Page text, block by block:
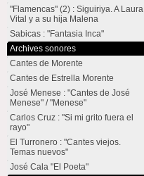
"Flamencas" (2) : Siguiriya. A Laura
Vital y a su hija Malena
Sabicas : "Fantasia Inca"
Archives sonores
Cantes de Morente
Cantes de Estrella Morente
José Menese : "Cantes de José
Menese" / "Menese"
Carlos Cruz : "Si mi grito fuera el
rayo"
El Turronero : "Cantes viejos.
Temas nuevos"
José Cala "El Poeta"